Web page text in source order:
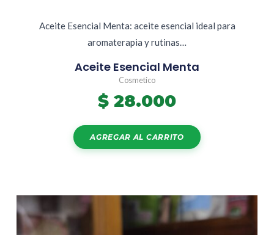
Aceite Esencial Menta: aceite esencial ideal para
aromaterapia y rutinas…
Aceite Esencial Menta
Cosmetico
$ 28.000
AGREGAR AL CARRITO